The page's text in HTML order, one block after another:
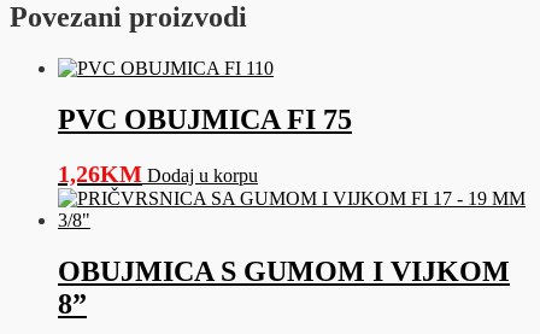
-
MM
količina
Povezani proizvodi
PVC OBUJMICA FI 75
1,26KM Dodaj u korpu
OBUJMICA S GUMOM I VIJKOM
8”